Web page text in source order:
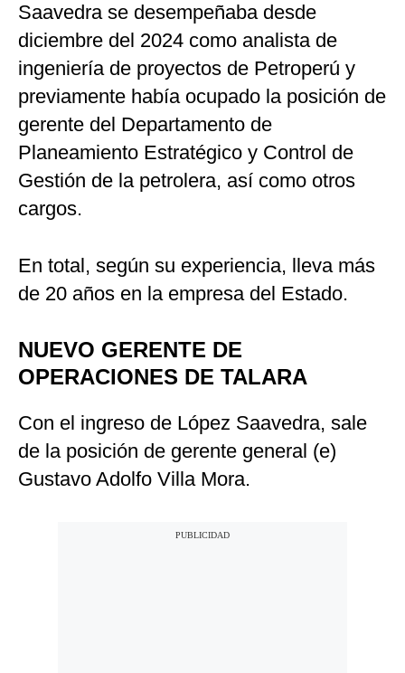
Saavedra se desempeñaba desde
diciembre del 2024 como analista de
ingeniería de proyectos de Petroperú y
previamente había ocupado la posición de
gerente del Departamento de
Planeamiento Estratégico y Control de
Gestión de la petrolera, así como otros
cargos.
En total, según su experiencia, lleva más
de 20 años en la empresa del Estado.
NUEVO GERENTE DE
OPERACIONES DE TALARA
Con el ingreso de López Saavedra, sale
de la posición de gerente general (e)
Gustavo Adolfo Villa Mora.